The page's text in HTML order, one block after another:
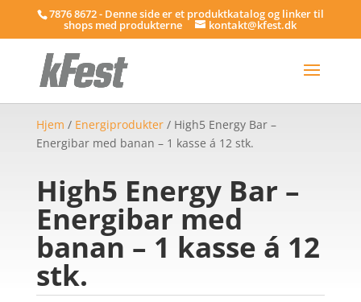
7876 8672 - Denne side er et produktkatalog og linker til
shops med produkterne kontakt@kfest.dk
Hjem / Energiprodukter/ High5 Energy Bar –
Energibar med banan – 1 kasse á 12 stk.
High5 Energy Bar –
Energibar med
banan – 1 kasse á 12
stk.